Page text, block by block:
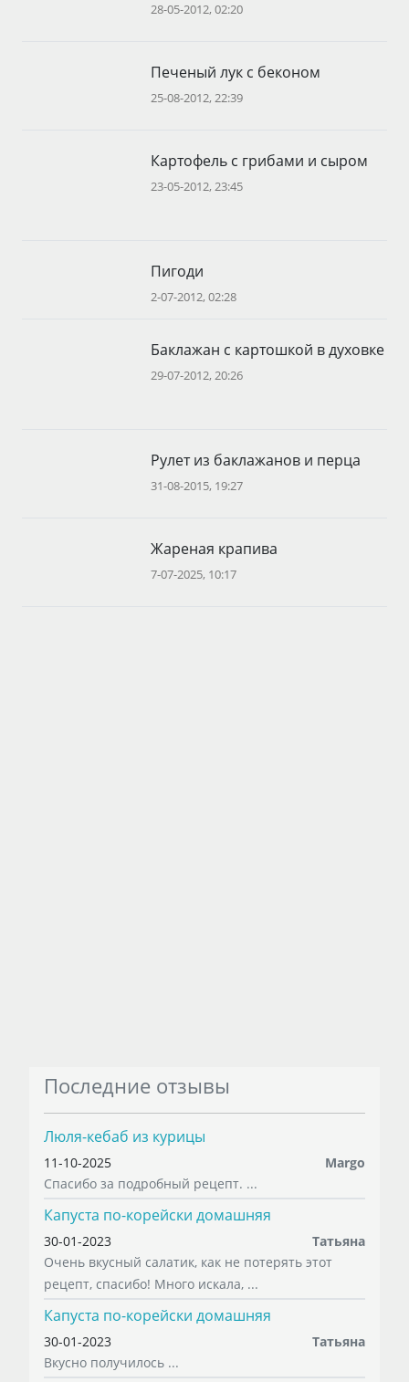
28-05-2012, 02:20
Печеный лук с беконом
25-08-2012, 22:39
Картофель с грибами и сыром
23-05-2012, 23:45
Пигоди
2-07-2012, 02:28
Баклажан с картошкой в духовке
29-07-2012, 20:26
Рулет из баклажанов и перца
31-08-2015, 19:27
Жареная крапива
7-07-2025, 10:17
Последние отзывы
Люля-кебаб из курицы
11-10-2025
Margo
Спасибо за подробный рецепт. ...
Капуста по-корейски домашняя
30-01-2023
Татьяна
Очень вкусный салатик, как не потерять этот
рецепт, спасибо! Много искала, ...
Капуста по-корейски домашняя
30-01-2023
Татьяна
Вкусно получилось ...